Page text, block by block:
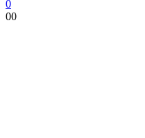
0
00